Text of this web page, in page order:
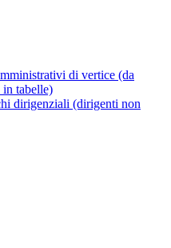
di vertice (da
in tabelle)
dirigenziali (dirigenti non